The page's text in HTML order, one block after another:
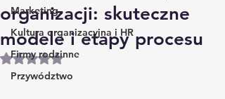
Marketing
Kultura organizacyjna i HR
Firmy rodzinne
Przywództwo
organizacji: skuteczne
modele i etapy procesu
Oceniono na NaN z 5 gwiazdek.